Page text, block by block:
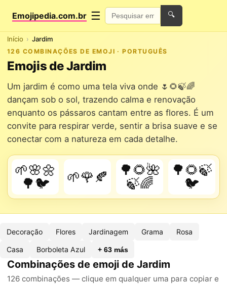
Emojipedia.com.br ☰ 🔍
Início Jardim
126 COMBINAÇÕES DE EMOJI · PORTUGUÊS
Emojis de Jardim
Um jardim é como uma tela viva onde 🌷🌻🍃🌈
dançam sob o sol, trazendo calma e renovação
enquanto os pássaros cantam entre as flores. É um
convite para respirar verde, sentir a brisa suave e se
conectar com a natureza em cada detalhe.
🌱🌸🌼
🌳🐦
🌱🌹🍂
🌳🌻🌺
🍃🌈
🌳🌻🍃
🐦
Decoração Flores Jardinagem Grama Rosa
Casa Borboleta Azul + 63 más
Combinações de emoji de Jardim
126 combinações — clique em qualquer uma para copiar e